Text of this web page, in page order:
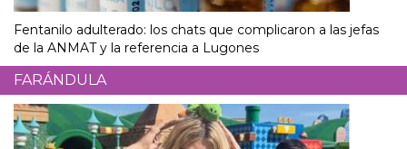
Fentanilo adulterado: los chats que complicaron a las jefas
de la ANMAT y la referencia a Lugones
FARÁNDULA